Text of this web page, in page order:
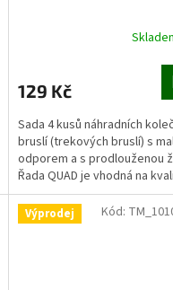
129 Kč
Sada 4 kusů náhradních
bruslí (trekových bruslí) s
odporem a s prodlouženou
Řada QUAD je vhodná na
jemnější povrchy.
Výprodej Kód: